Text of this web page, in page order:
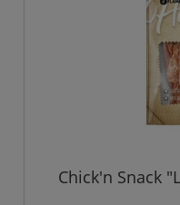
Chick'n Snack